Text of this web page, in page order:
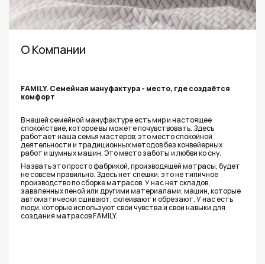
О Компании
FAMILY. Семейная мануфактура - место, где создаётся
комфорт
В нашей семейной мануфактуре есть мир и настоящее
спокойствие, которое вы можете почувствовать. Здесь
работает наша семья мастеров; это место спокойной
деятельности и традиционных методов без конвейерных
работ и шумных машин. Это место заботы и любви ко сну.
Назвать это просто фабрикой, производящей матрасы, будет
не совсем правильно. Здесь нет спешки, это не типичное
производство по сборке матрасов. У нас нет складов,
заваленных пеной или другими материалами, машин, которые
автоматически сшивают, склеивают и обрезают. У нас есть
люди, которые используют свои чувства и свои навыки для
создания матрасов FAMILY.